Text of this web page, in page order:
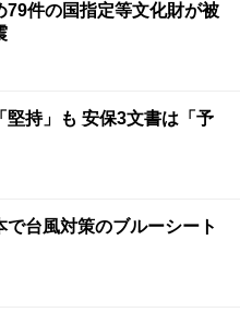
79件の国指定等文化財が被
堅持」も 安保3文書は「予
台風対策のブルーシート